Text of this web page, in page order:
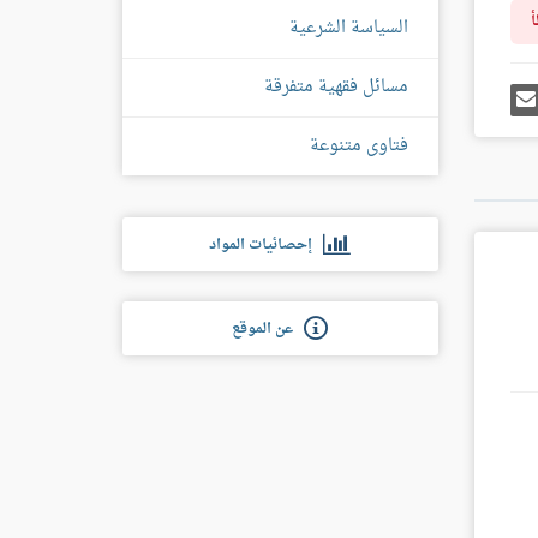
إرسل
إيميل
السياسة الشرعية
مسائل فقهية متفرقة
فتاوى متنوعة
إحصائيات المواد
عن الموقع